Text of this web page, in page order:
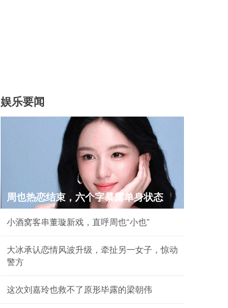
娱乐要闻
周也热恋结束，六个字暴露单身状态
小酒窝客串董璇新戏，直呼周也“小也”
大冰承认恋情风波升级，牵扯另一女子，惊动
警方
这次刘嘉玲也救不了原形毕露的梁朝伟